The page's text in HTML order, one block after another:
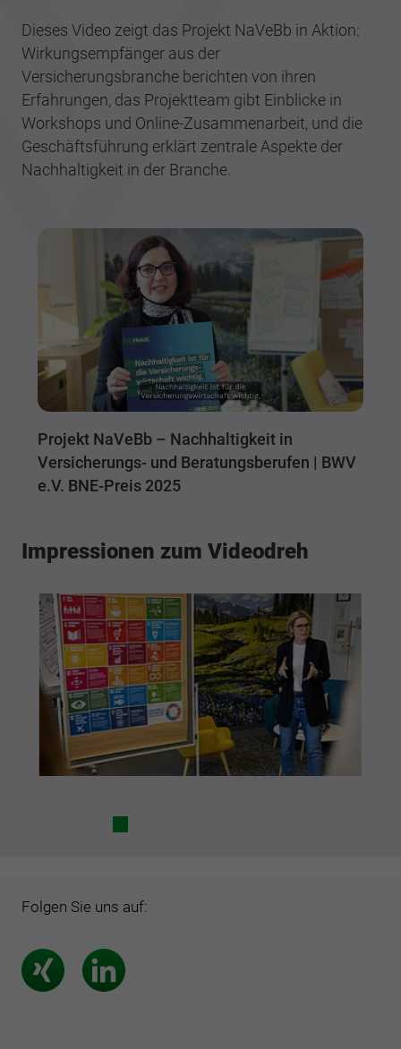
Dieses Video zeigt das Projekt NaVeBb in Aktion:
Wirkungsempfänger aus der
Versicherungsbranche berichten von ihren
Erfahrungen, das Projektteam gibt Einblicke in
Workshops und Online-Zusammenarbeit, und die
Geschäftsführung erklärt zentrale Aspekte der
Nachhaltigkeit in der Branche.
Projekt NaVeBb – Nachhaltigkeit in
Versicherungs- und Beratungsberufen | BWV
e.V. BNE-Preis 2025
Impressionen zum Videodreh
Folgen Sie uns auf: